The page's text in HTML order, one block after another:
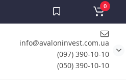
info@avaloninvest.com.ua
(097) 390-10-10
(050) 390-10-10
0